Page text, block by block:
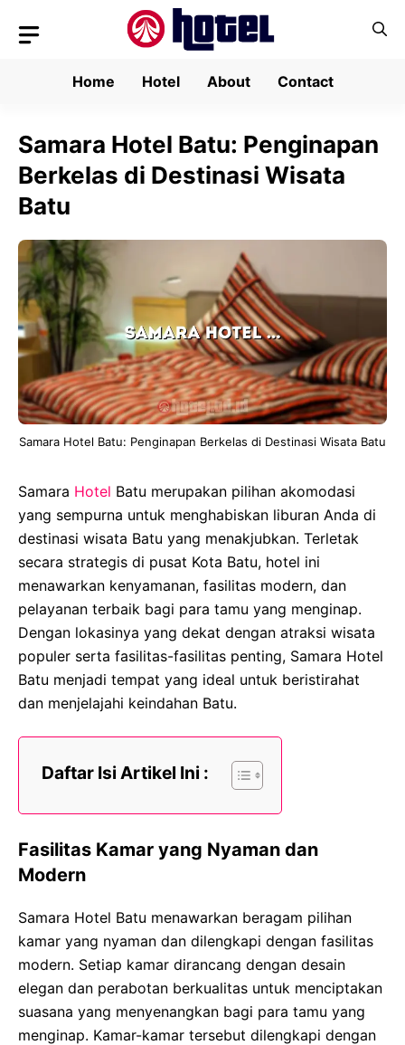
Home
Hotel About Contact
Samara Hotel Batu: Penginapan
Berkelas di Destinasi Wisata
Batu
Samara Hotel Batu: Penginapan Berkelas di Destinasi Wisata Batu
Samara Hotel Batu merupakan pilihan akomodasi
yang sempurna untuk menghabiskan liburan Anda di
destinasi wisata Batu yang menakjubkan. Terletak
secara strategis di pusat Kota Batu, hotel ini
menawarkan kenyamanan, fasilitas modern, dan
pelayanan terbaik bagi para tamu yang menginap.
Dengan lokasinya yang dekat dengan atraksi wisata
populer serta fasilitas-fasilitas penting, Samara Hotel
Batu menjadi tempat yang ideal untuk beristirahat
dan menjelajahi keindahan Batu.
Daftar Isi Artikel Ini :
Fasilitas Kamar yang Nyaman dan
Modern
Samara Hotel Batu menawarkan beragam pilihan
kamar yang nyaman dan dilengkapi dengan fasilitas
modern. Setiap kamar dirancang dengan desain
elegan dan perabotan berkualitas untuk menciptakan
suasana yang menyenangkan bagi para tamu yang
menginap. Kamar-kamar tersebut dilengkapi dengan